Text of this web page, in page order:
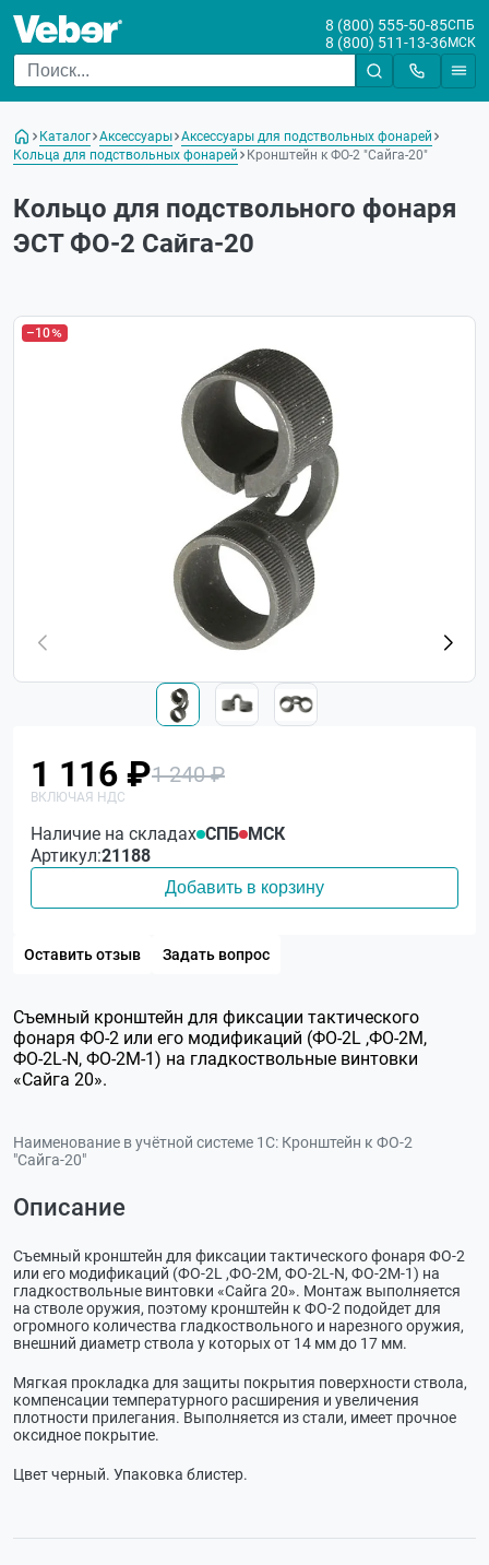
8 (800) 555-50-85СПБ
8 (800) 511-13-36МСК
Каталог Аксессуары Аксессуары для подствольных фонарей
Кольца для подствольных фонарей
Кронштейн к ФО-2 "Сайга-20"
Кольцо для подствольного фонаря
ЭСТ ФО-2 Сайга-20
–10
1 116 ₽1 240 ₽
Наличие на складах СПБ МСК
Артикул:21188
Добавить в корзину
Оставить отзыв Задать вопрос
Съемный кронштейн для фиксации тактического
фонаря ФО-2 или его модификаций (ФО-2L ,ФО-2М,
ФО-2L-N, ФО-2М-1) на гладкоствольные винтовки
«Сайга 20».
Наименование в учётной системе 1С: Кронштейн к ФО-2
"Сайга-20"
Описание
Съемный кронштейн для фиксации тактического фонаря ФО-2
или его модификаций (ФО-2L ,ФО-2М, ФО-2L-N, ФО-2М-1) на
гладкоствольные винтовки «Сайга 20». Монтаж выполняется
на стволе оружия, поэтому кронштейн к ФО-2 подойдет для
огромного количества гладкоствольного и нарезного оружия,
внешний диаметр ствола у которых от 14 мм до 17 мм.
Мягкая прокладка для защиты покрытия поверхности ствола,
компенсации температурного расширения и увеличения
плотности прилегания. Выполняется из стали, имеет прочное
оксидное покрытие.
Цвет черный. Упаковка блистер.